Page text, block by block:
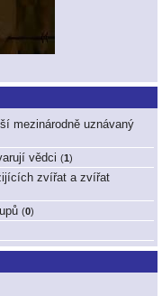
mezinárodně uznávaný
vědci (1)
zvířat a zvířat
(0)